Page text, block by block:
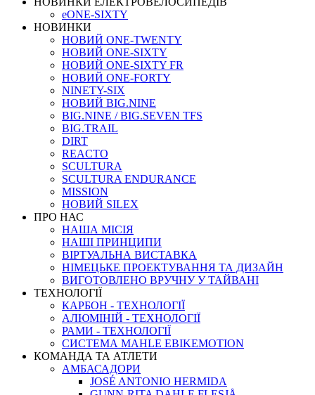
eONE-SIXTY
НОВИНКИ
НОВИЙ ONE-TWENTY
НОВИЙ ONE-SIXTY
НОВИЙ ONE-SIXTY FR
НОВИЙ ONE-FORTY
NINETY-SIX
НОВИЙ BIG.NINE
BIG.NINE / BIG.SEVEN TFS
BIG.TRAIL
DIRT
REACTO
SCULTURA
SCULTURA ENDURANCE
MISSION
НОВИЙ SILEX
ПРО НАС
НАША МICIЯ
НАШI ПРИНЦИПИ
ВIРТУАЛЬНА ВИСТАВКА
НІМЕЦЬКЕ ПРОЕКТУВАННЯ ТА ДИЗАЙН
ВИГОТОВЛЕНО ВРУЧНУ У ТАЙВАНІ
ТЕХНОЛОГІЇ
КАРБОН - ТЕХНОЛОГІЇ
АЛЮМІНІЙ - ТЕХНОЛОГІЇ
РАМИ - ТЕХНОЛОГІЇ
СИСТЕМА MAHLE EBIKEMOTION
КОМАНДА ТА АТЛЕТИ
АМБАСАДОРИ
JOSÉ ANTONIO HERMIDA